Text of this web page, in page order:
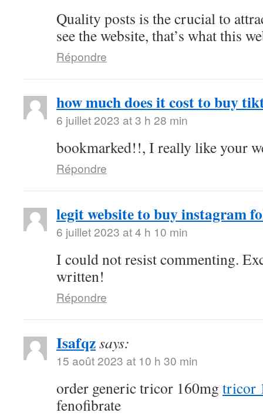
Quality posts is the crucial to
see the website, that’s what this
Répondre
how much does it cost to buy
6 juillet 2023 at 3 h 28 min
bookmarked!!, I really like your
Répondre
legit website to buy instagram
6 juillet 2023 at 4 h 10 min
I could not resist commenting.
written!
Répondre
Isafqzsays:
15 août 2023 at 10 h 30 min
order generic tricor 160mg tricor
fenofibrate